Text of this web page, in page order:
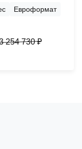
Евроформат
254 730 ₽